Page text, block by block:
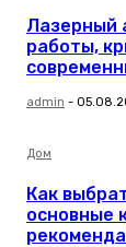
Лазерный
работы,
admin -
Дом
Как
основные